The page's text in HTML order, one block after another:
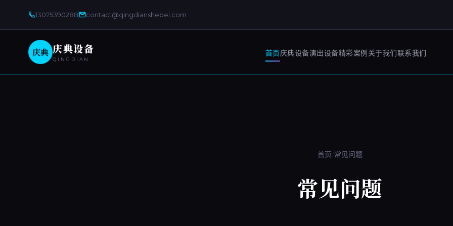
13075390288 contact@qingdianshebei.com
庆典 庆典设备
QINGDIAN
首页庆典设备演出设备精彩案例关于我们联系我们
首页/常见问题
常见问题